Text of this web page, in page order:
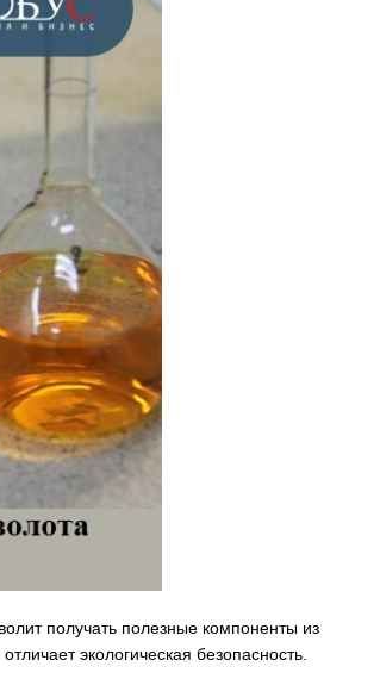
получать полезные компоненты из
экологическая безопасность.